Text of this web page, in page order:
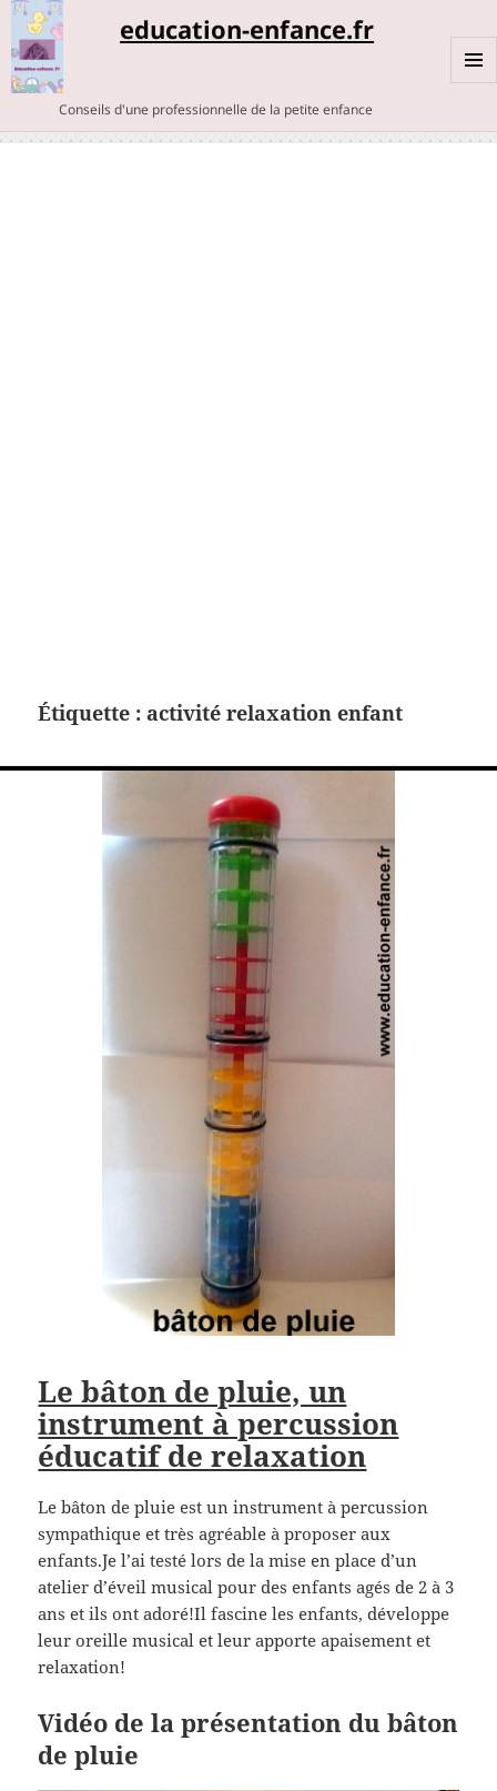
education-enfance.fr
Conseils d'une professionnelle de la petite enfance
Étiquette : activité relaxation enfant
Le bâton de pluie, un
instrument à percussion
éducatif de relaxation
Le bâton de pluie est un instrument à percussion
sympathique et très agréable à proposer aux
enfants.Je l’ai testé lors de la mise en place d’un
atelier d’éveil musical pour des enfants agés de 2 à 3
ans et ils ont adoré!Il fascine les enfants, développe
leur oreille musical et leur apporte apaisement et
relaxation!
Vidéo de la présentation du bâton
de pluie